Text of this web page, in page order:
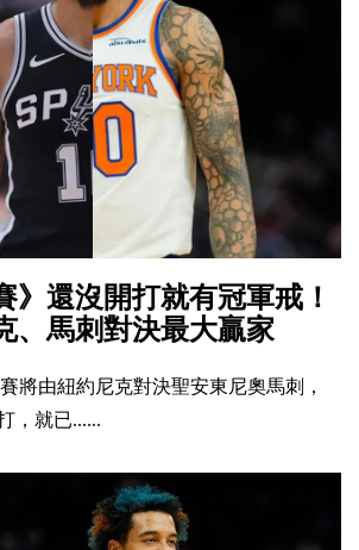
》還沒開打就有冠軍戒！
、馬刺對決最大贏家
將由紐約尼克對決聖安東尼奧馬刺，
，就已......